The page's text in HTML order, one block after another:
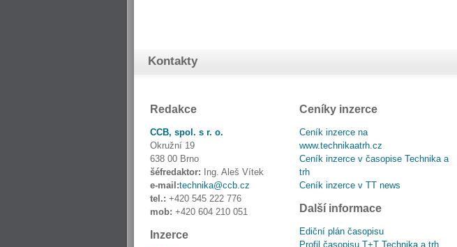
Kontakty
Redakce
CCB, spol. s r. o.
Okružní 19
638 00 Brno
šéfredaktor: Ing. Aleš Vítek
e-mail:technika@ccb.cz
tel.: +420 545 222 776
mob: +420 604 210 051
Inzerce
Ceníky inzerce
Ceník inzerce na
www.technikaatrh.cz
Ceník inzerce v časopise Technika a
trh
Ceník inzerce v TT news
Další informace
Ediční plán časopisu
Profil časopisu T+T Technika a trh